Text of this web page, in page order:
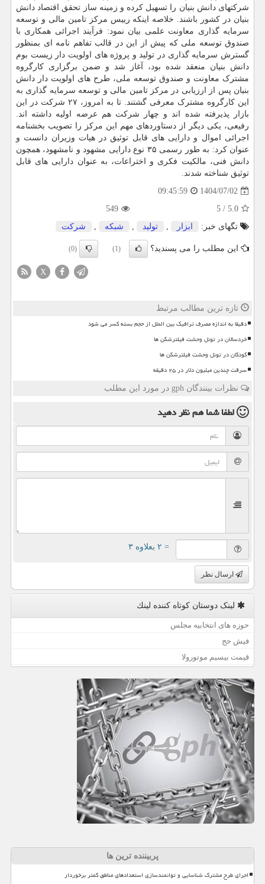
شرکتهای دانش بنیان را تسهیل کرده و زمینه ساز تحقق اقتصاد دانش
بنیان در کشور باشند. خلاصه اینکه رییس مرکز تامین مالی و توسعه
سرمایه گذاری معاونت علمی بیان نمود: فرآیند اجرائی همکاری با
صندوق توسعه ملی که پیش از این در قالب تفاهم نامه ای بمنظور
گسترش سرمایه گذاری در تولید و پروژه های اولویت دار زیست بوم
دانش بنیان منعقد شده بود، آغاز شد و ضمن برگزاری کارگروه
مشترک معاونت و صندوق توسعه ملی، طرح های اولویت دار دانش
بنیان پس از ارزیابی در مرکز تامین مالی و توسعه سرمایه گذاری به
این کارگروه مشترک معرفی گشتند. تا به امروز، ۲۷ شرکت در این
بازار پذیرفته شده اند و چهار شرکت هم عرضه اولیه داشته اند.
رفیعی، یکی دیگر از دستاوردهای مهم این مرکز را تصویب بخشنامه
اجرائی اموال و دارایی های قابل توثیق در هیات وزیران دانست و
عنوان کرد: به طور رسمی ۳۵ نوع دارایی مشهود و نامشهود، همچون
دانش فنی، مالکیت فکری و اختراعات، به عنوان دارایی های قابل
توثیق شناخته شدند.
1404/07/02
09:45:59
5.0
/
5
549
تگهای خبر:
ابزار , تولید , شبكه , شركت
این مطلب را می پسندید؟ (1)
(0)
X
تازه ترین مطالب مرتبط
دقیقا به اندازه مصرف ترافیک بین الملل از حجم بسته کسر می شود
خردسالان در تونل وحشت فیلترشکن ها
کودکان در تونل وحشت فیلترشکن ها
سرقت چندین میلیون دلار در ۲۵ دقیقه
نظرات بینندگان gph در مورد این مطلب
لطفا شما همنظر دهید
= ۲ بعلاوه ۳
ارسال نظر
لینک دوستان كوتاه كننده لینك
حوزه های انتخابیه مجلس
فیش حج
قیمت بیسیم موتورولا
پربیننده ترین ها
اجرای طرح مشترک شناسایی و توانمندسازی استعدادهای مناطق کمتر برخوردار